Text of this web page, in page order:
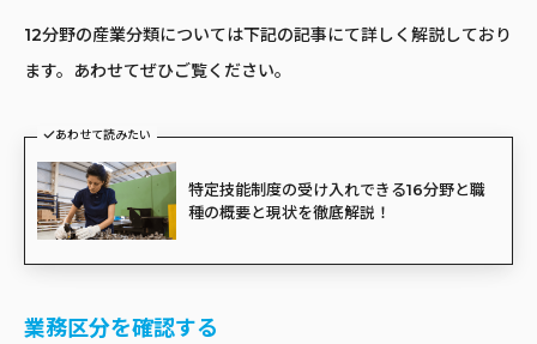
12分野の産業分類については下記の記事にて詳しく解説しており
ます。あわせてぜひご覧ください。
あわせて読みたい
特定技能制度の受け入れできる16分野と職
種の概要と現状を徹底解説！
業務区分を確認する